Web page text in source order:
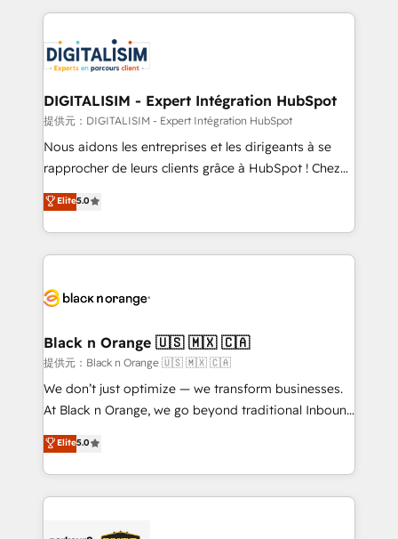
team of 25+ experts Contact us today to help you
get more from your investment in HubSpot.
strengthen your digital transformation and minimize
Implementation partner, we provide expertise to
drive your business forward. Since 2015 we are fully
dedicated to HubSpot and with an experienced
team (50+), we work with reputable companies in
B2B sectors such as manufacturing, SaaS and
business services. We prepare a customized
impact of your digital transformation, including a
detailed financial rationale with a focus on ROI and
embark on a transformational journey that sets your
business up for long-term success. Unlock your
business. If not now, when?
DIGITALISIM - Expert Intégration HubSpot
提供元：DIGITALISIM - Expert Intégration HubSpot
Nous aidons les entreprises et les dirigeants à se
rapprocher de leurs clients grâce à HubSpot ! Chez
DIGITALISIM, nous avons l'intime conviction que la
réussite des entreprises passe par l’innovation web,
le marketing digital, et la relation client ! C'est
pourquoi, nos experts sont à la fois capables de
référencement, votre stratégie digitale et le pilotage
projet HubSpot avec DIGITALISIM : 🧽 Nettoyage,
migration et intégration des bases de données. 🚀
Développement des interfaces avec vos logiciels
métiers ⚙️ Configuration de la plateforme HubSpot
Book Process & Guidelines utilisateurs 🎓
Formations des utilisateurs
Elite5.0
Black n Orange 🇺🇸 🇲🇽 🇨🇦
提供元：Black n Orange 🇺🇸 🇲🇽 🇨🇦
We don’t just optimize — we transform businesses.
At Black n Orange, we go beyond traditional Inbound
Marketing with our exclusive methodologies:
BOOMS and BOOST. Together, they form a powerful
combination that has driven success for over 800
businesses worldwide. As Elite HubSpot Partners, we
Elite5.0